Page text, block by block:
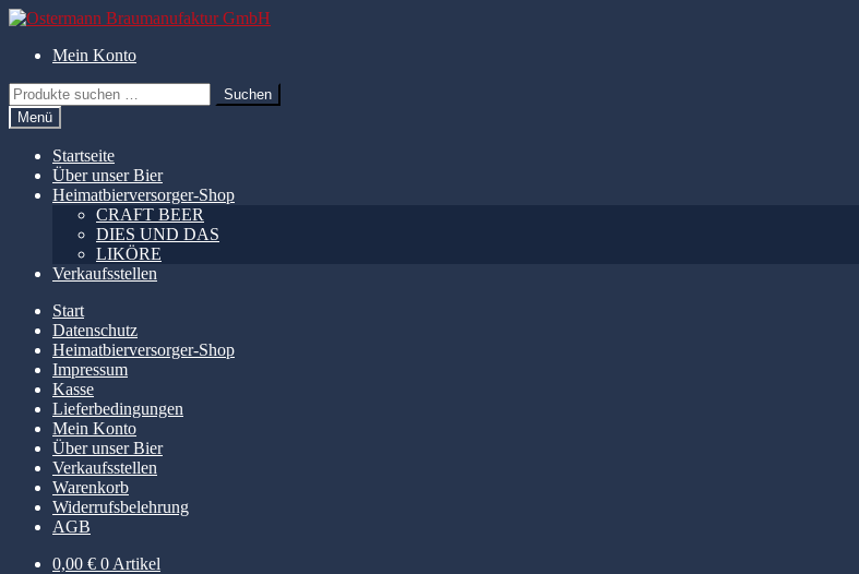
Zur
springen
Zum
springenMein Konto
Suchen
nach:
Suchen
Menü
Startseite
Über unser Bier
Heimatbierversorger-Shop
CRAFT BEER
DIES UND DAS
LIKÖRE
Verkaufsstellen
Start
Datenschutz
Heimatbierversorger-Shop
Impressum
Kasse
Lieferbedingungen
Mein Konto
Über unser Bier
Verkaufsstellen
Warenkorb
Widerrufsbelehrung
AGB
0,00 € 0 Artikel